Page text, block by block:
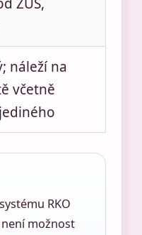
náleží na
včetně
RKO
možnost